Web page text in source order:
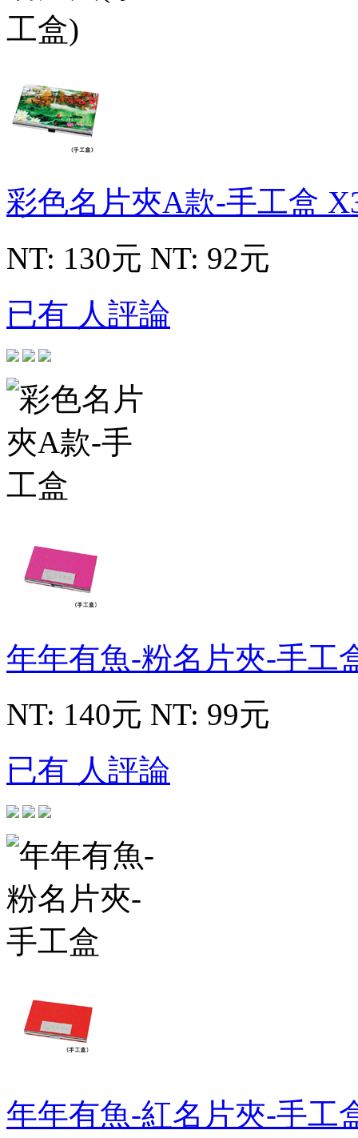
彩色名片夾A款-手工盒
NT: 130元 NT: 92元
已有 人評論
年年有魚-粉名片夾-手工
NT: 140元 NT: 99元
已有 人評論
年年有魚-紅名片夾-手工